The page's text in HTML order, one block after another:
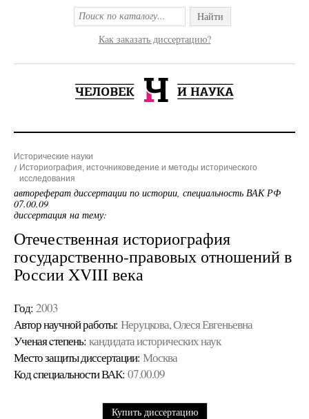
Найти
Как заказать диссертацию?
Исторические науки
Историография, источниковедение и методы исторического
исследования
автореферат диссертации по истории, специальность ВАК РФ
07.00.09
диссертация на тему:
Отечественная историография
государственно-правовых отношений в
России XVIII века
Год: 2003
Автор научной работы: Неруцкова, Олеся Евгеньевна
Ученая cтепень: кандидата исторических наук
Место защиты диссертации: Москва
Код cпециальности ВАК: 07.00.09
Купить диссертацию